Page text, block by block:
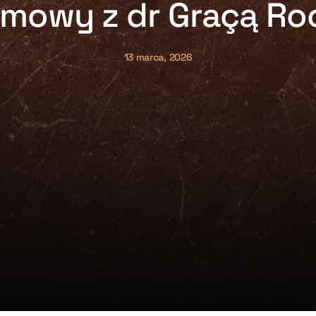
z dr Graçą
13 marca, 2026